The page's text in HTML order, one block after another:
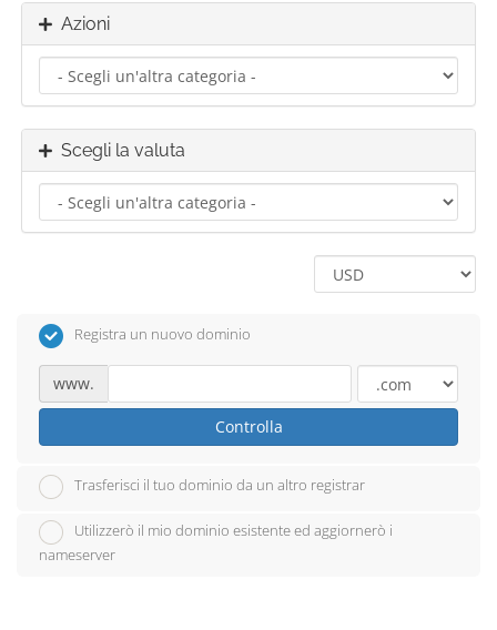
Azioni
Scegli la valuta
Registra un nuovo dominio
www.
Controlla
Trasferisci il tuo dominio da un altro registrar
Utilizzerò il mio dominio esistente ed aggiornerò i
nameserver